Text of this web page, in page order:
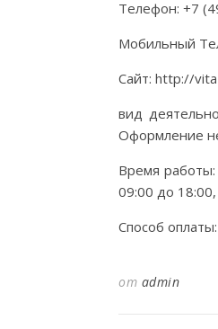
Телефон: +7
Мобильный
Сайт: http://
вид
Оформление
Время
09:00 до
Способ
от admin